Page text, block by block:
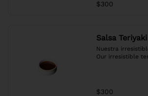
$300
Salsa Teriyaki
Nuestra
Our irresistible
$300